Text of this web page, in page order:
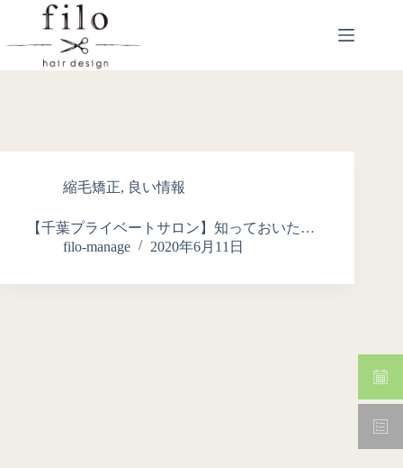
縮毛矯正, 良い情報
【千葉プライベートサロン】知っておいた…
filo-manage
2020年6月11日